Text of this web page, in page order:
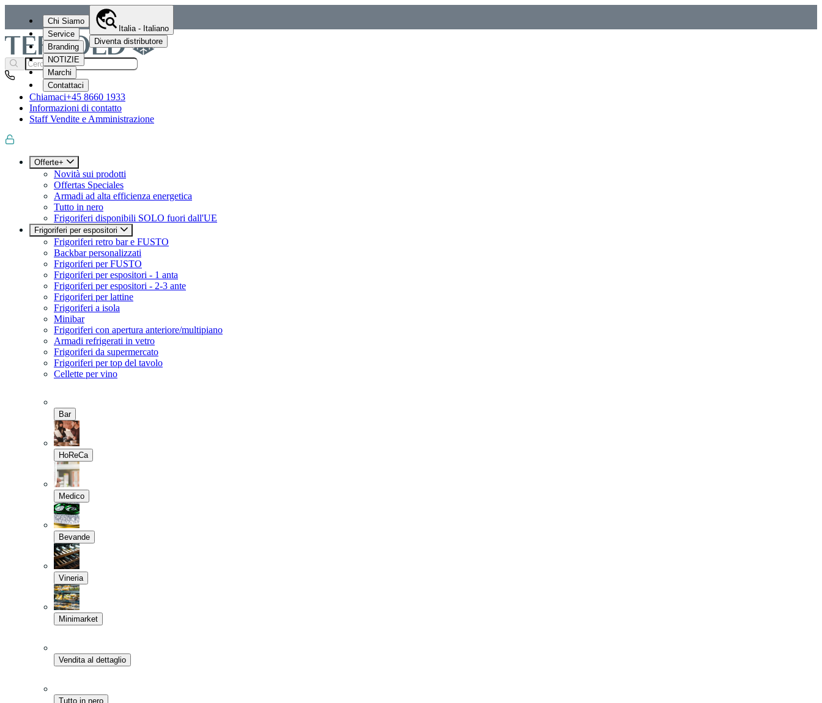
Chi Siamo
Service
Branding
NOTIZIE
Marchi
Contattaci
Italia - Italiano
Diventa distributore
Chiamaci+45 8660 1933
Informazioni di contatto
Staff Vendite e Amministrazione
Offerte+
Novità sui prodotti
Offertas Speciales
Armadi ad alta efficienza energetica
Tutto in nero
Frigoriferi disponibili SOLO fuori dall'UE
Frigoriferi per espositori
Frigoriferi retro bar e FUSTO
Backbar personalizzati
Frigoriferi per FUSTO
Frigoriferi per espositori - 1 anta
Frigoriferi per espositori - 2-3 ante
Frigoriferi per lattine
Frigoriferi a isola
Minibar
Frigoriferi con apertura anteriore/multipiano
Armadi refrigerati in vetro
Frigoriferi da supermercato
Frigoriferi per top del tavolo
Cellette per vino
Bar
HoReCa
Medico
Bevande
Vineria
Minimarket
Vendita al dettaglio
Tutto in nero